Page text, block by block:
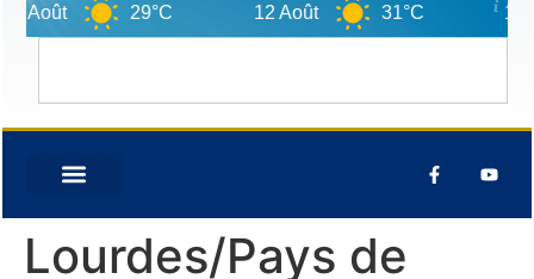
29°C 12 Août 31°C 13
Lourdes/Pays de